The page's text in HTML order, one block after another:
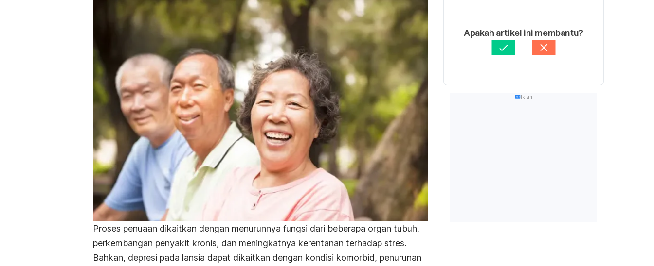
Proses penuaan dikaitkan dengan menurunnya fungsi dari beberapa organ tubuh,
perkembangan penyakit kronis, dan meningkatnya kerentanan terhadap stres.
Bahkan, depresi pada lansia dapat dikaitkan dengan kondisi komorbid, penurunan
Apakah artikel ini membantu?
Iklan